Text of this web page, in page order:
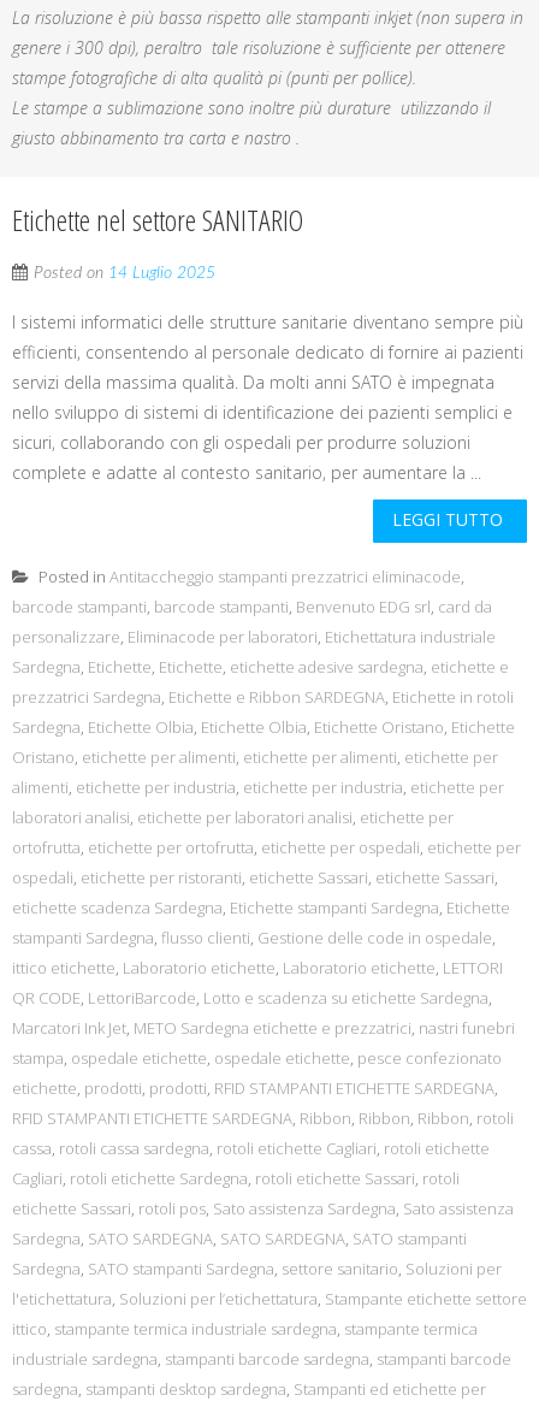
La risoluzione è più bassa rispetto alle stampanti inkjet (non supera in
genere i 300 dpi), peraltro tale risoluzione è sufficiente per ottenere
stampe fotografiche di alta qualità pi (punti per pollice).
Le stampe a sublimazione sono inoltre più durature utilizzando il
giusto abbinamento tra carta e nastro .
Etichette nel settore SANITARIO
Posted on 14 Luglio 2025
I sistemi informatici delle strutture sanitarie diventano sempre più
efficienti, consentendo al personale dedicato di fornire ai pazienti
servizi della massima qualità. Da molti anni SATO è impegnata
nello sviluppo di sistemi di identificazione dei pazienti semplici e
sicuri, collaborando con gli ospedali per produrre soluzioni
complete e adatte al contesto sanitario, per aumentare la ...
LEGGI TUTTO
Posted in Antitaccheggio stampanti prezzatrici eliminacode,
barcode stampanti, barcode stampanti, Benvenuto EDG srl, card da
personalizzare, Eliminacode per laboratori, Etichettatura industriale
Sardegna, Etichette, Etichette, etichette adesive sardegna, etichette e
prezzatrici Sardegna, Etichette e Ribbon SARDEGNA, Etichette in rotoli
Sardegna, Etichette Olbia, Etichette Olbia, Etichette Oristano, Etichette
Oristano, etichette per alimenti, etichette per alimenti, etichette per
alimenti, etichette per industria, etichette per industria, etichette per
laboratori analisi, etichette per laboratori analisi, etichette per
ortofrutta, etichette per ortofrutta, etichette per ospedali, etichette per
ospedali, etichette per ristoranti, etichette Sassari, etichette Sassari,
etichette scadenza Sardegna, Etichette stampanti Sardegna, Etichette
stampanti Sardegna, flusso clienti, Gestione delle code in ospedale,
ittico etichette, Laboratorio etichette, Laboratorio etichette, LETTORI
QR CODE, LettoriBarcode, Lotto e scadenza su etichette Sardegna,
Marcatori Ink Jet, METO Sardegna etichette e prezzatrici, nastri funebri
stampa, ospedale etichette, ospedale etichette, pesce confezionato
etichette, prodotti, prodotti, RFID STAMPANTI ETICHETTE SARDEGNA,
RFID STAMPANTI ETICHETTE SARDEGNA, Ribbon, Ribbon, Ribbon, rotoli
cassa, rotoli cassa sardegna, rotoli etichette Cagliari, rotoli etichette
Cagliari, rotoli etichette Sardegna, rotoli etichette Sassari, rotoli
etichette Sassari, rotoli pos, Sato assistenza Sardegna, Sato assistenza
Sardegna, SATO SARDEGNA, SATO SARDEGNA, SATO stampanti
Sardegna, SATO stampanti Sardegna, settore sanitario, Soluzioni per
l'etichettatura, Soluzioni per l’etichettatura, Stampante etichette settore
ittico, stampante termica industriale sardegna, stampante termica
industriale sardegna, stampanti barcode sardegna, stampanti barcode
sardegna, stampanti desktop sardegna, Stampanti ed etichette per